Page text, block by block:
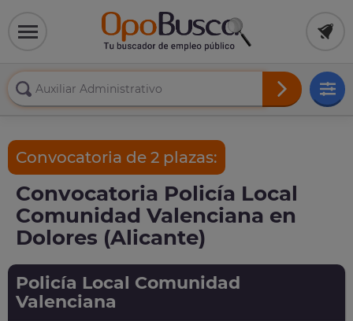
Convocatoria de 2 plazas:
Convocatoria Policía Local
Comunidad Valenciana en
Dolores (Alicante)
Policía Local Comunidad
Valenciana